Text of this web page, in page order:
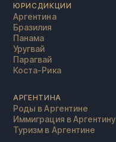
ЮРИСДИКЦИИ
Аргентина
Бразилия
Панама
Уругвай
Парагвай
Коста-Рика
АРГЕНТИНА
Роды в Аргентине
Иммиграция в Аргентину
Туризм в Аргентине